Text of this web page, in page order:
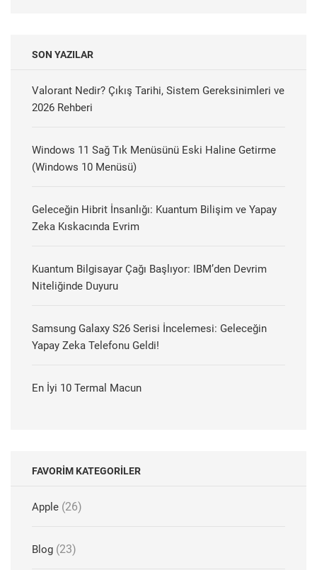
SON YAZILAR
Valorant Nedir? Çıkış Tarihi, Sistem Gereksinimleri ve
2026 Rehberi
Windows 11 Sağ Tık Menüsünü Eski Haline Getirme
(Windows 10 Menüsü)
Geleceğin Hibrit İnsanlığı: Kuantum Bilişim ve Yapay
Zeka Kıskacında Evrim
Kuantum Bilgisayar Çağı Başlıyor: IBM’den Devrim
Niteliğinde Duyuru
Samsung Galaxy S26 Serisi İncelemesi: Geleceğin
Yapay Zeka Telefonu Geldi!
En İyi 10 Termal Macun
FAVORIM KATEGORILER
Apple (26)
Blog (23)